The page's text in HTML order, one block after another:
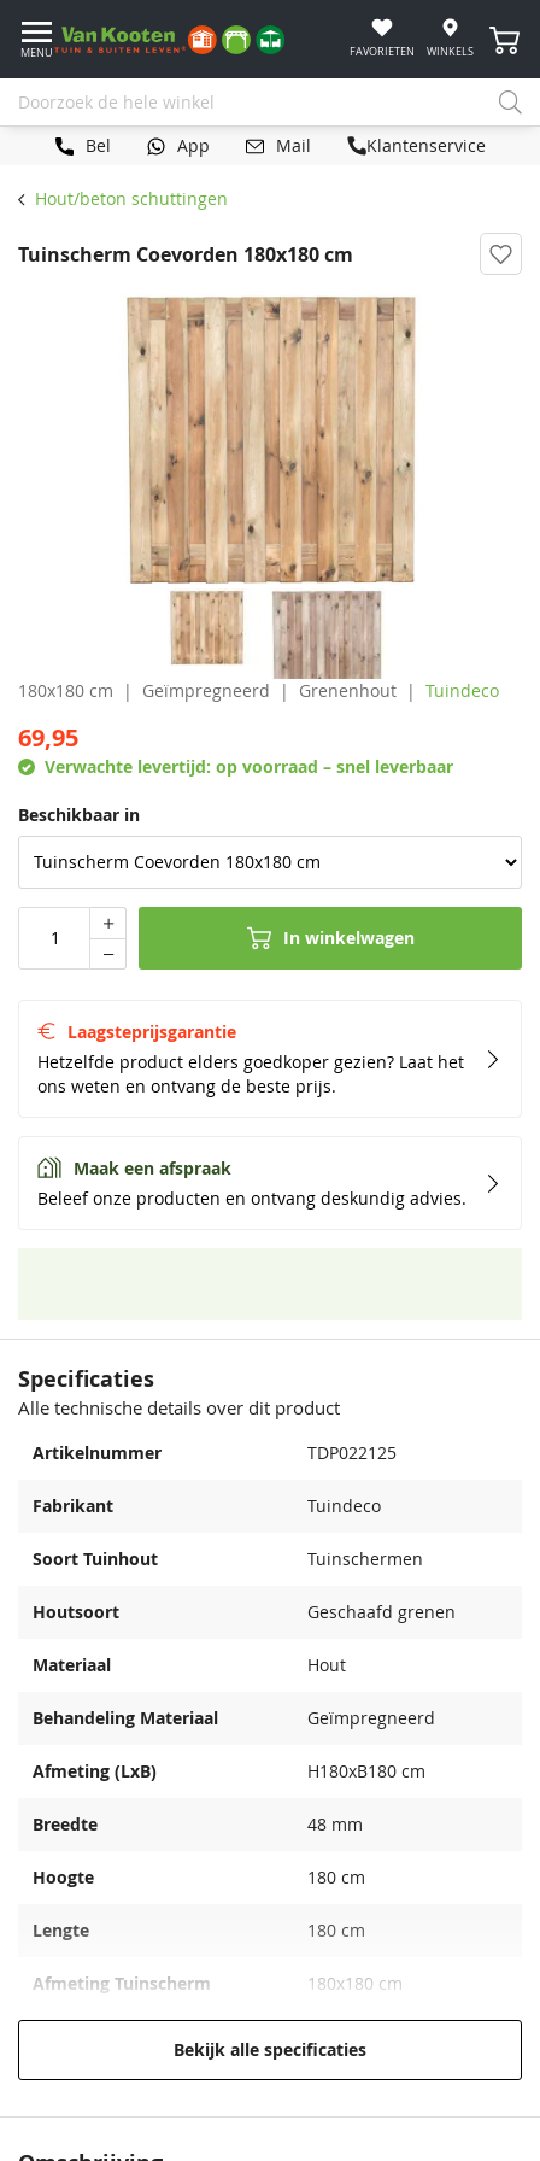
MENU FAVORIETEN WINKELS
Bel App Mail Klantenservice
Hout/beton schuttingen
Tuinscherm Coevorden 180x180 cm
180x180 cm Geïmpregneerd Grenenhout Tuindeco
69,95
Verwachte levertijd: op voorraad – snel leverbaar
Beschikbaar in
In winkelwagen
Laagsteprijsgarantie
Hetzelfde product elders goedkoper gezien? Laat het
ons weten en ontvang de beste prijs.
Maak een afspraak
Beleef onze producten en ontvang deskundig advies.
Specificaties
Alle technische details over dit product
Artikelnummer TDP022125
Fabrikant Tuindeco
Soort Tuinhout Tuinschermen
Houtsoort Geschaafd grenen
Materiaal Hout
Behandeling Materiaal Geïmpregneerd
Afmeting (LxB) H180xB180 cm
Breedte 48 mm
Hoogte 180 cm
Lengte 180 cm
Afmeting Tuinscherm 180x180 cm
Bekijk alle specificaties